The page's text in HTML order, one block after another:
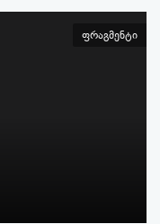
ფრაგმენტი